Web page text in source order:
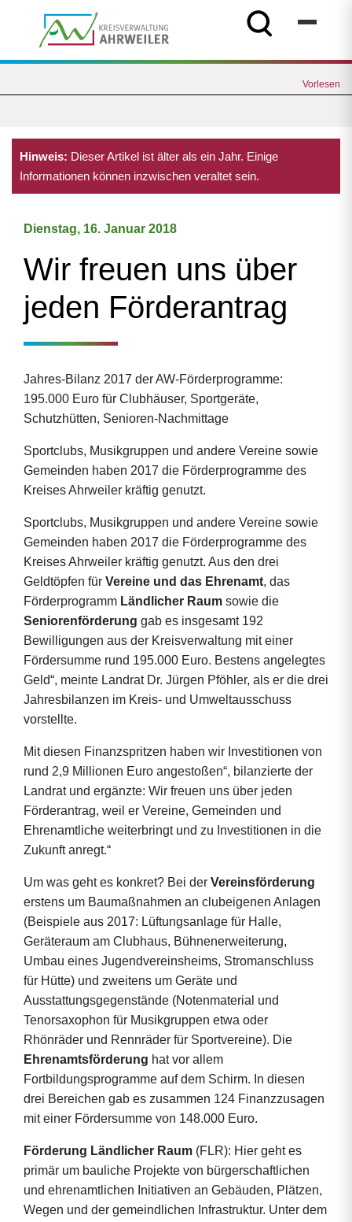
Vorlesen
Hinweis: Dieser Artikel ist älter als ein Jahr. Einige
Informationen können inzwischen veraltet sein.
Dienstag, 16. Januar 2018
Wir freuen uns über
jeden Förderantrag
Jahres-Bilanz 2017 der AW-Förderprogramme:
195.000 Euro für Clubhäuser, Sportgeräte,
Schutzhütten, Senioren-Nachmittage
Sportclubs, Musikgruppen und andere Vereine sowie
Gemeinden haben 2017 die Förderprogramme des
Kreises Ahrweiler kräftig genutzt.
Sportclubs, Musikgruppen und andere Vereine sowie
Gemeinden haben 2017 die Förderprogramme des
Kreises Ahrweiler kräftig genutzt. Aus den drei
Geldtöpfen für Vereine und das Ehrenamt, das
Förderprogramm Ländlicher Raum sowie die
Seniorenförderung gab es insgesamt 192
Bewilligungen aus der Kreisverwaltung mit einer
Fördersumme rund 195.000 Euro. Bestens angelegtes
Geld“, meinte Landrat Dr. Jürgen Pföhler, als er die drei
Jahresbilanzen im Kreis- und Umweltausschuss
vorstellte.
Mit diesen Finanzspritzen haben wir Investitionen von
rund 2,9 Millionen Euro angestoßen“, bilanzierte der
Landrat und ergänzte: Wir freuen uns über jeden
Förderantrag, weil er Vereine, Gemeinden und
Ehrenamtliche weiterbringt und zu Investitionen in die
Zukunft anregt.“
Um was geht es konkret? Bei der Vereinsförderung
erstens um Baumaßnahmen an clubeigenen Anlagen
(Beispiele aus 2017: Lüftungsanlage für Halle,
Geräteraum am Clubhaus, Bühnenerweiterung,
Umbau eines Jugendvereinsheims, Stromanschluss
für Hütte) und zweitens um Geräte und
Ausstattungsgegenstände (Notenmaterial und
Tenorsaxophon für Musikgruppen etwa oder
Rhönräder und Rennräder für Sportvereine). Die
Ehrenamtsförderung hat vor allem
Fortbildungsprogramme auf dem Schirm. In diesen
drei Bereichen gab es zusammen 124 Finanzzusagen
mit einer Fördersumme von 148.000 Euro.
Förderung Ländlicher Raum (FLR): Hier geht es
primär um bauliche Projekte von bürgerschaftlichen
und ehrenamtlichen Initiativen an Gebäuden, Plätzen,
Wegen und der gemeindlichen Infrastruktur. Unter dem